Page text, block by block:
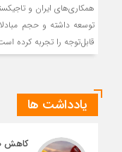
همکاری‌های ایران و
توسعه داشته و حجم
قابل‌توجه را تجربه کرده
یادداشت ها
کاهش